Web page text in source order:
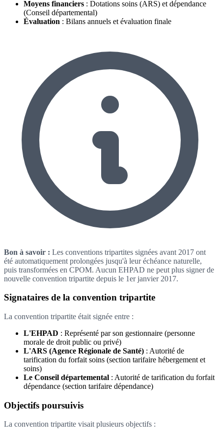
Moyens financiers : Dotations soins (ARS) et dépendance
(Conseil départemental)
Évaluation : Bilans annuels et évaluation finale
Bon à savoir : Les conventions tripartites signées avant 2017 ont
été automatiquement prolongées jusqu'à leur échéance naturelle,
puis transformées en CPOM. Aucun EHPAD ne peut plus signer de
nouvelle convention tripartite depuis le 1er janvier 2017.
Signataires de la convention tripartite
La convention tripartite était signée entre :
L'EHPAD : Représenté par son gestionnaire (personne
morale de droit public ou privé)
L'ARS (Agence Régionale de Santé) : Autorité de
tarification du forfait soins (section tarifaire hébergement et
soins)
Le Conseil départemental : Autorité de tarification du forfait
dépendance (section tarifaire dépendance)
Objectifs poursuivis
La convention tripartite visait plusieurs objectifs :